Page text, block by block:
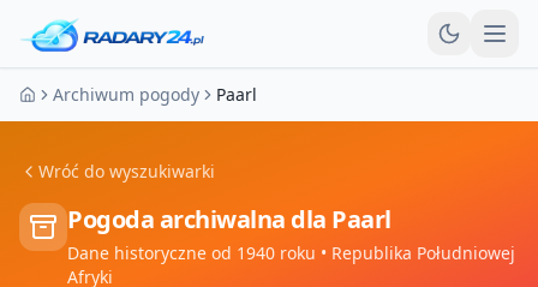
Strona główna
Archiwum pogody Paarl
Wróć do wyszukiwarki
Pogoda archiwalna dla Paarl
Dane historyczne od 1940 roku • Republika Południowej
Afryki